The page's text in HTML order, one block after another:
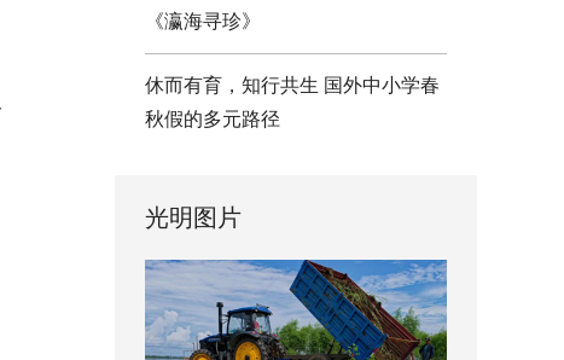
《瀛海寻珍》
休而有育，知行共生 国外中小学春
秋假的多元路径
光明图片